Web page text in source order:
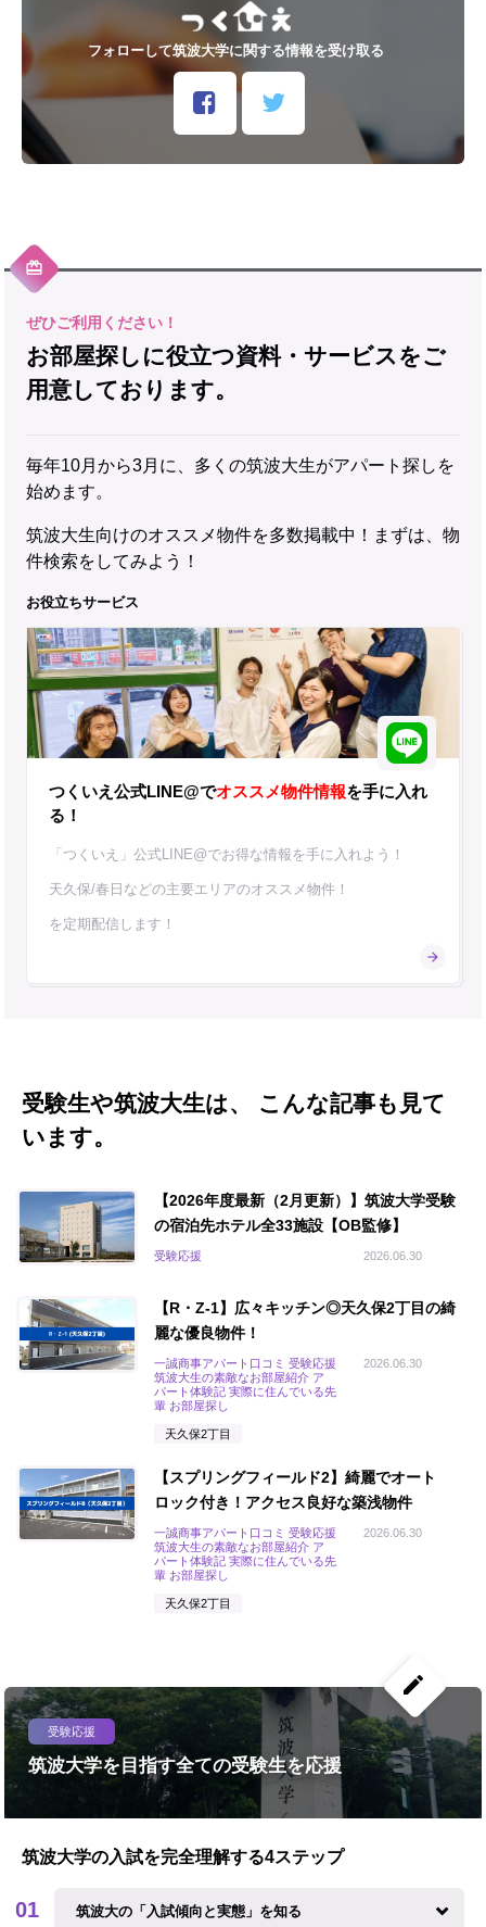
フォローして筑波大学に関する情報を受け取る
お部屋探しに役立つ資料・サービスをご
用意しております。
毎年10月から3月に、多くの筑波大生がアパート探しを
始めます。
筑波大生向けのオススメ物件を多数掲載中！まずは、物
件検索をしてみよう！
お役立ちサービス
つくいえ公式LINE@でオススメ物件情報を手に入れ
る！
「つくいえ」公式LINE@でお得な情報を手に入れよう！
天久保/春日などの主要エリアのオススメ物件！
を定期配信します！
受験生や筑波大生は、 こんな記事も見て
います。
【2026年度最新（2月更新）】筑波大学受験
の宿泊先ホテル全33施設【OB監修】
2026.06.30
受験応援
【R・Z-1】広々キッチン◎天久保2丁目の綺
麗な優良物件！
2026.06.30
一誠商事アパート口コミ 受験応援
筑波大生の素敵なお部屋紹介 ア
パート体験記 実際に住んでいる先
輩 お部屋探し
天久保2丁目
【スプリングフィールド2】綺麗でオート
ロック付き！アクセス良好な築浅物件
2026.06.30
一誠商事アパート口コミ 受験応援
筑波大生の素敵なお部屋紹介 ア
パート体験記 実際に住んでいる先
輩 お部屋探し
天久保2丁目
create
受験応援
筑波大学を目指す全ての受験生を応援
筑波大学の入試を完全理解する4ステップ
筑波大の「入試傾向と実態」を知る